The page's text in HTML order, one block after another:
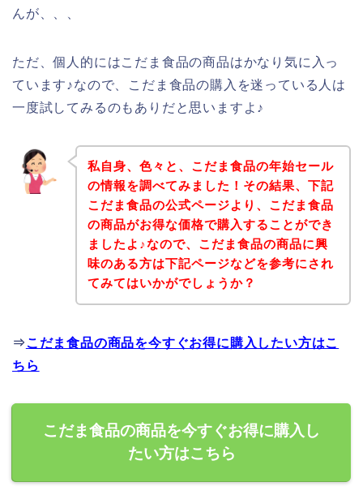
んが、、、
ただ、個人的にはこだま食品の商品はかなり気に入っ
ています♪なので、こだま食品の購入を迷っている人は
一度試してみるのもありだと思いますよ♪
私自身、色々と、こだま食品の年始セール
の情報を調べてみました！その結果、下記
こだま食品の公式ページより、こだま食品
の商品がお得な価格で購入することができ
ましたよ♪なので、こだま食品の商品に興
味のある方は下記ページなどを参考にされ
てみてはいかがでしょうか？
⇒ こだま食品の商品を今すぐお得に購入したい方はこ
ちら
こだま食品の商品を今すぐお得に購入し
たい方はこちら